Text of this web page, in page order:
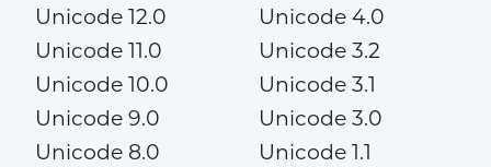
Unicode 12.0
Unicode 11.0
Unicode 10.0
Unicode 9.0
Unicode 8.0
Unicode 4.0
Unicode 3.2
Unicode 3.1
Unicode 3.0
Unicode 1.1